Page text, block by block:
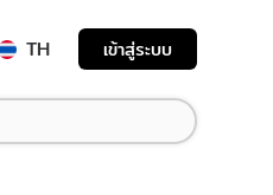
TH เข้าสู่ระบบ